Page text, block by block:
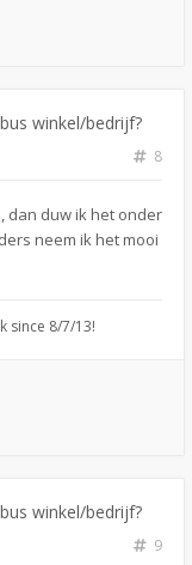
winkel/bedrijf?
8
dan duw ik het onder
neem ik het mooi
since 8/7/13!
winkel/bedrijf?
9